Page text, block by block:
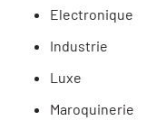
Electronique
Industrie
Luxe
Maroquinerie